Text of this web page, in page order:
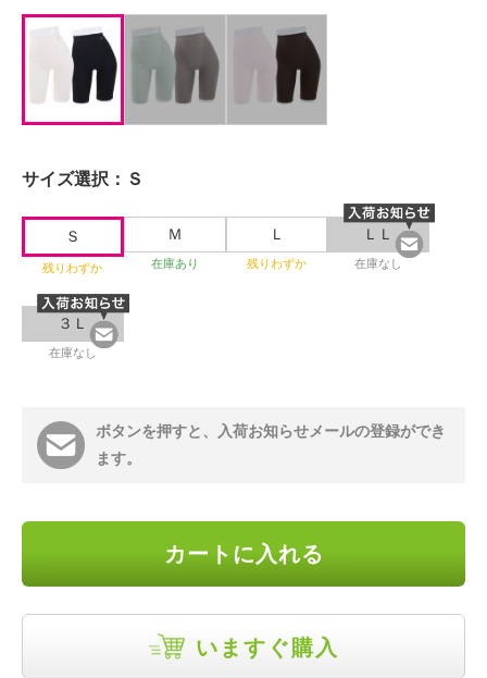
サイズ選択： Ｓ
Ｓ
残りわずか
Ｍ
在庫あり
Ｌ
残りわずか
ＬＬ
在庫なし
３Ｌ
在庫なし
ボタンを押すと、入荷お知らせメールの登録ができ
ます。
カートに入れる
いますぐ購入